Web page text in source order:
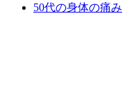
50代の身体の痛み